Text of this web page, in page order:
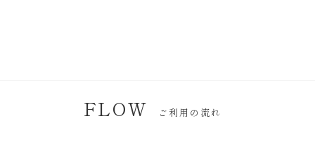
FLOW ご利用の流れ